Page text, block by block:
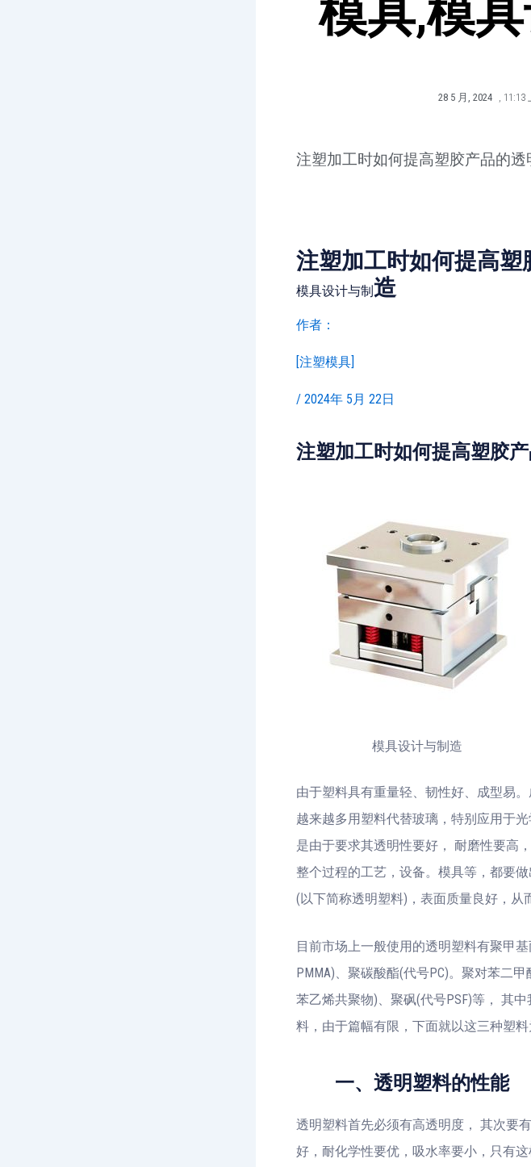
模具,模
28 5 月, 2024 11:13
注塑加工时如何提高塑胶产品的
注塑加工时如何提高
模具设计与制造
作者：
[注塑模具]
/ 2024年 5月 22日
注塑加工时如何提高塑胶
模具设计与制造
由于塑料具有重量轻、韧性好、成型易
越来越多用塑料代替玻璃，特别应用于
是由于要求其透明性要好， 耐磨性要高
整个过程的工艺，设备。模具等，都要
(以下简称透明塑料)，表面质量良好，从
目前市场上一般使用的透明塑料有聚甲
PMMA)、聚碳酸酯(代号PC)。聚对苯二
苯乙烯共聚物)、聚砜(代号PSF)等， 其
料，由于篇幅有限，下面就以这三种塑
一、透明塑料的性能
透明塑料首先必须有高透明度， 其次要
好，耐化学性要优，吸水率要小，只有